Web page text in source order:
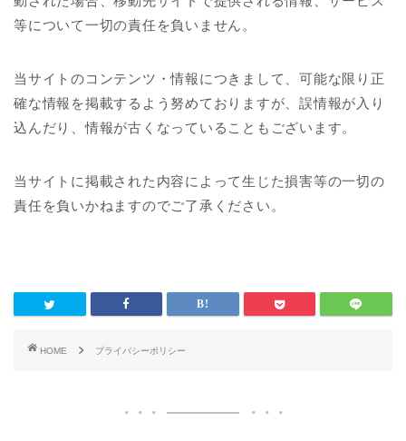
等について一切の責任を負いません。
当サイトのコンテンツ・情報につきまして、可能な限り正
確な情報を掲載するよう努めておりますが、誤情報が入り
込んだり、情報が古くなっていることもございます。
当サイトに掲載された内容によって生じた損害等の一切の
責任を負いかねますのでご了承ください。
HOME プライバシーポリシー